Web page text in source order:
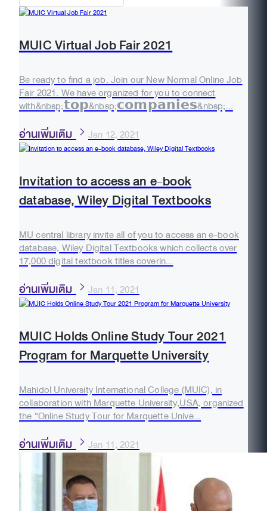
MUIC Virtual Job Fair 2021
Be ready to find a job. Join our New Normal Online Job
Fair 2021. We have organized for you to connect
with&nbsp;𝘁𝗼𝗽&nbsp;𝗰𝗼𝗺𝗽𝗮𝗻𝗶𝗲𝘀&nbsp;...
อ่านเพิ่มเติม Jan 12, 2021
Invitation to access an e-book
database, Wiley Digital Textbooks
MU central library invite all of you to access an e-book
database, Wiley Digital Textbooks which collects over
17,000 digital textbook titles coverin...
อ่านเพิ่มเติม Jan 11, 2021
MUIC Holds Online Study Tour 2021
Program for Marquette University
Mahidol University International College (MUIC), in
collaboration with Marquette University,USA, organized
the “Online Study Tour for Marquette Unive...
อ่านเพิ่มเติม Jan 11, 2021